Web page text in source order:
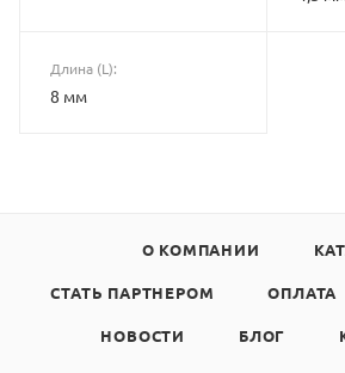
Длина (L):
8 мм
О КОМПАНИИ
СТАТЬ ПАРТНЕРОМ ОПЛАТА
НОВОСТИ БЛОГ